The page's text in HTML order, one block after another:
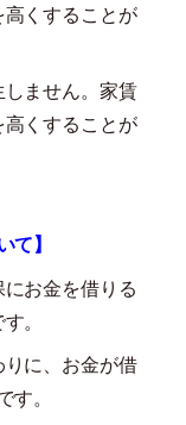
くすることが
ません。家賃
くすることが
て】
お金を借りる
。
に、お金が借
。